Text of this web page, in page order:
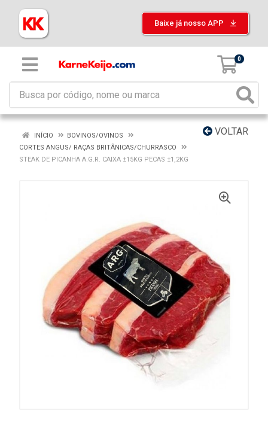
Baixe já nosso APP
0
VOLTAR
INÍCIO
BOVINOS/OVINOS
CORTES ANGUS/ RAÇAS BRITÂNICAS/CHURRASCO
STEAK DE PICANHA A.G.R. CAIXA ±15KG PECAS ±1,2KG